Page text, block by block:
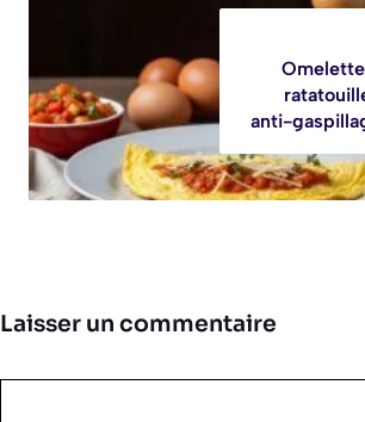
anti-
Laisser un commentaire